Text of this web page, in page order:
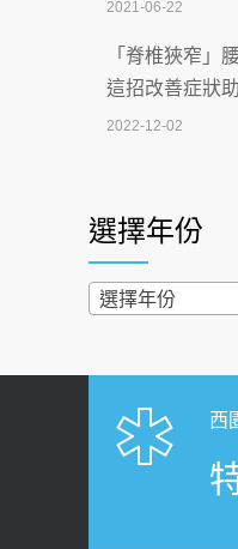
2026-07-02
4連霸議員黃秋
西園醫院55周
民眾熱血響應
2026-06-30
健康肛門痛都
裂差異 逾50
2021-06-22
「脊椎狹窄
這招改善症狀
2022-12-02
2022-02-17
過量維生素D和
「落枕」不要
展運動」預防落
選擇年份
選擇年份
西